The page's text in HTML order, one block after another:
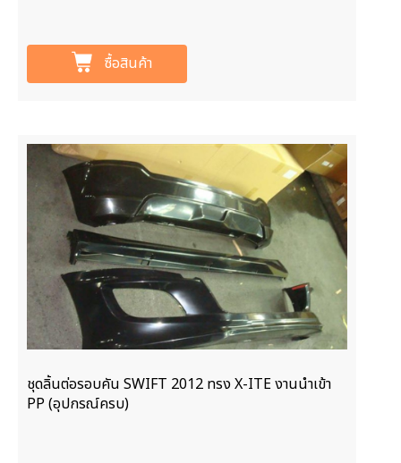
ซื้อสินค้า
ชุดลิ้นต่อรอบคัน SWIFT 2012 ทรง X-ITE งานนำเข้า
PP (อุปกรณ์ครบ)